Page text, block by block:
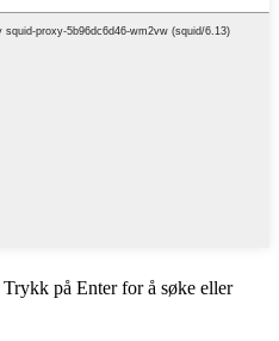
Trykk på Enter for å søke eller